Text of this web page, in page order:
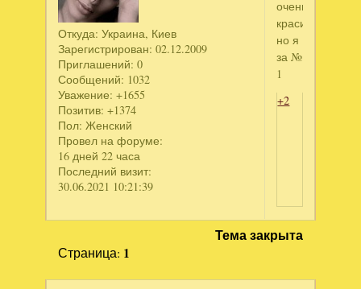
Откуда: Украина, Киев
Зарегистрирован: 02.12.2009
Приглашений: 0
Сообщений: 1032
Уважение: +1655
Позитив: +1374
Пол: Женский
Провел на форуме:
16 дней 22 часа
Последний визит:
30.06.2021 10:21:39
очень
красиво,
но я
за №
1
+2
Тема закрыта
Страница: 1